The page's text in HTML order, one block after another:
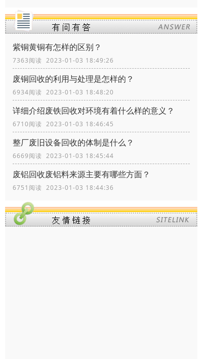
紫铜黄铜有怎样的区别？
7363阅读 2023-01-03 18:49:26
废铜回收的利用与处理是怎样的？
6934阅读 2023-01-03 18:48:20
详细介绍废铁回收对环境有着什么样的意义？
6710阅读 2023-01-03 18:46:45
整厂废旧设备回收的体制是什么？
6669阅读 2023-01-03 18:45:44
废铝回收废铝料来源主要有哪些方面？
6751阅读 2023-01-03 18:44:36